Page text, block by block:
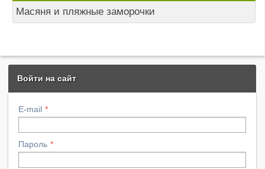
Масяня и пляжные заморочки
Войти на сайт
E-mail
Пароль